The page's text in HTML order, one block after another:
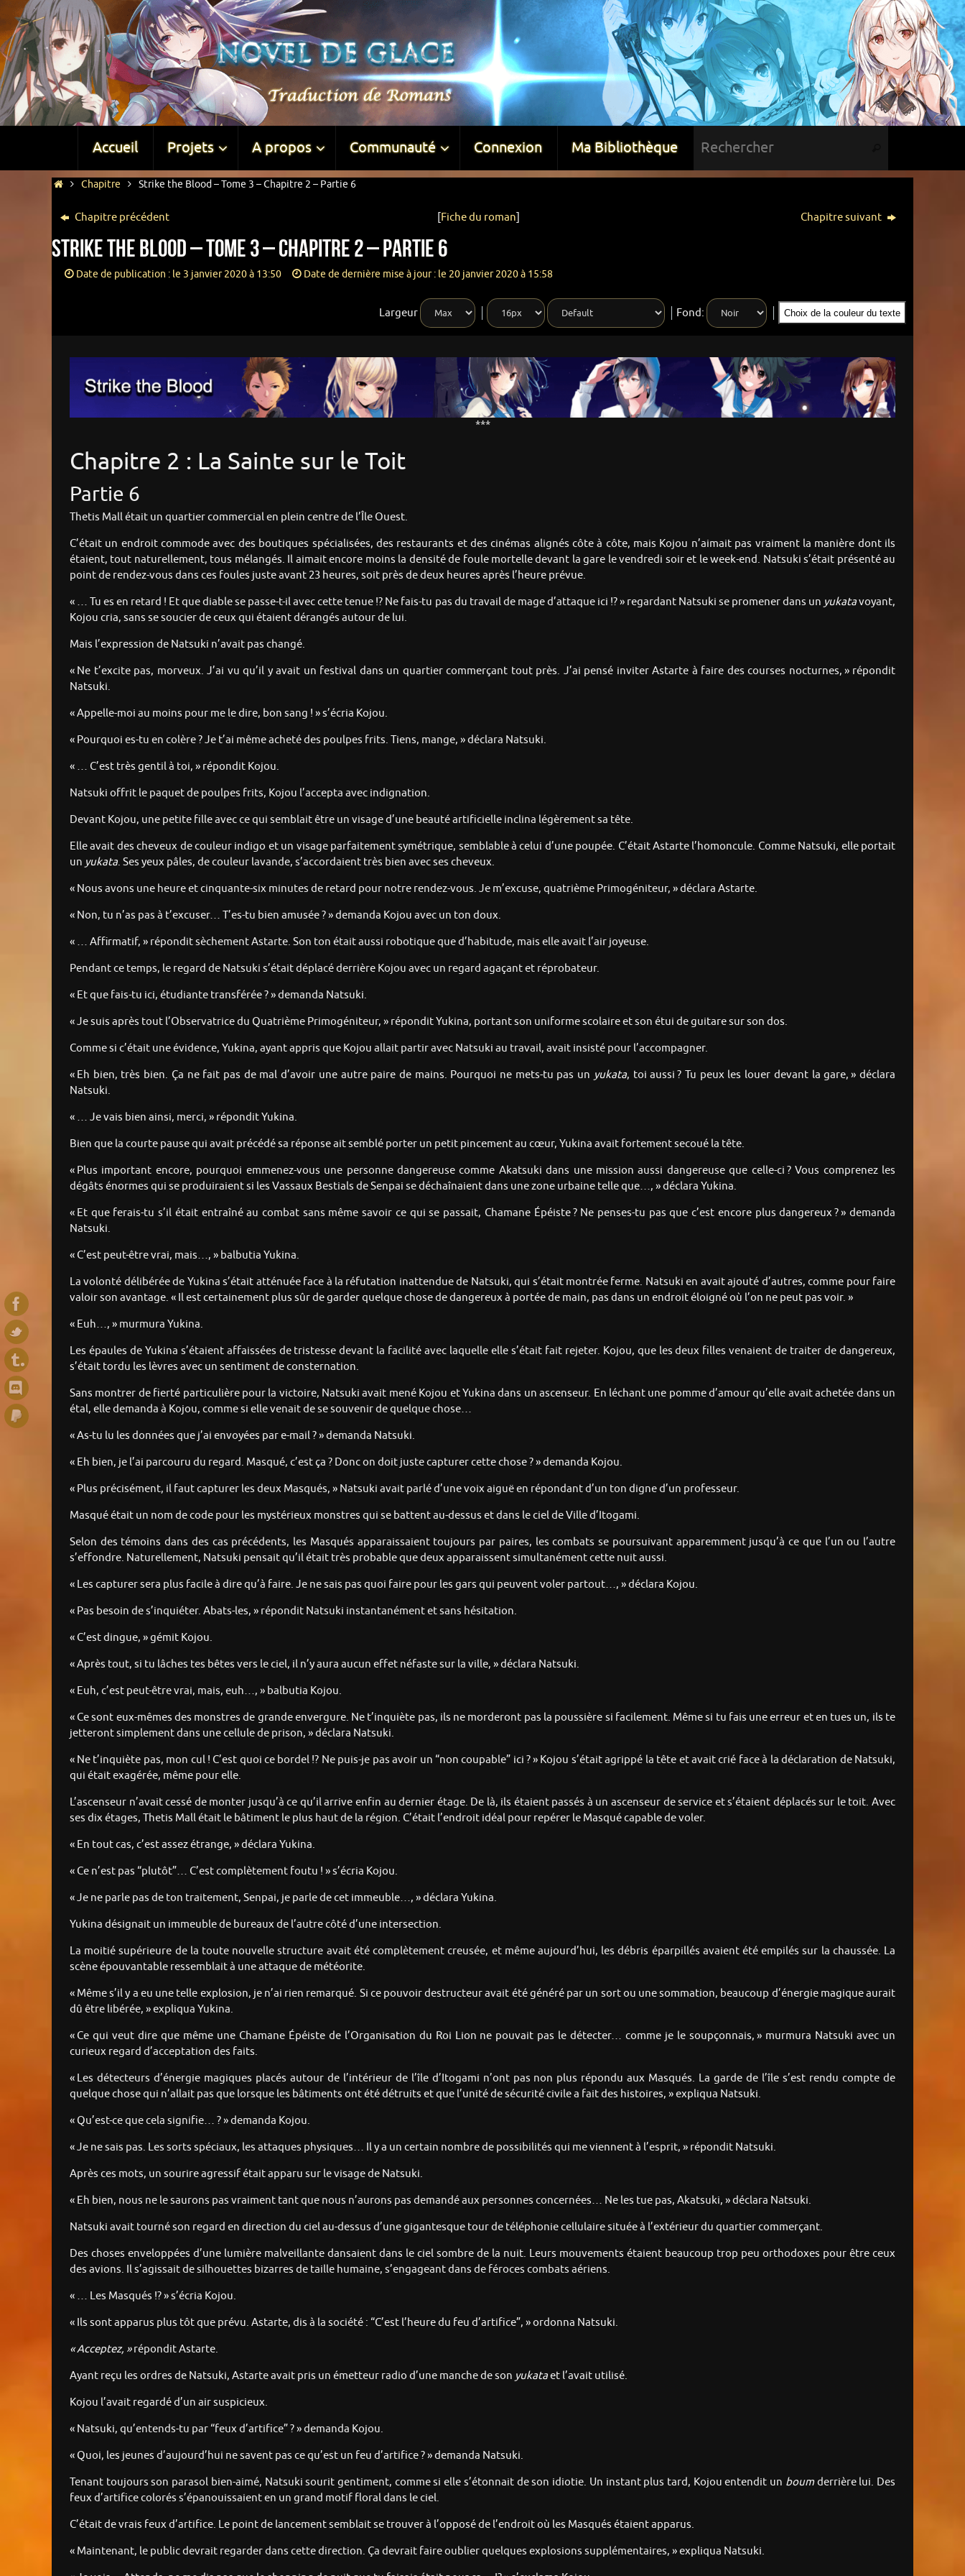
Accueil Projets A propos Communauté Connexion Ma Bibliothèque
Chapitre Strike the Blood – Tome 3 – Chapitre 2 – Partie 6
Chapitre précédent [Fiche du roman] Chapitre suivant
Strike the Blood – Tome 3 – Chapitre 2 – Partie 6
Date de publication : le 3 janvier 2020 à 13:50 Date de dernière mise à jour : le 20 janvier 2020 à 15:58
Largeur Fond: Choix de la couleur du texte
***
Chapitre 2 : La Sainte sur le Toit
Partie 6
Thetis Mall était un quartier commercial en plein centre de l’Île Ouest.
C’était un endroit commode avec des boutiques spécialisées, des restaurants et des cinémas alignés côte à côte, mais Kojou n’aimait pas vraiment la manière dont ils
étaient, tout naturellement, tous mélangés. Il aimait encore moins la densité de foule mortelle devant la gare le vendredi soir et le week-end. Natsuki s’était présenté au
point de rendez-vous dans ces foules juste avant 23 heures, soit près de deux heures après l’heure prévue.
« … Tu es en retard ! Et que diable se passe-t-il avec cette tenue !? Ne fais-tu pas du travail de mage d’attaque ici !? » regardant Natsuki se promener dans un yukatavoyant,
Kojou cria, sans se soucier de ceux qui étaient dérangés autour de lui.
Mais l’expression de Natsuki n’avait pas changé.
« Ne t’excite pas, morveux. J’ai vu qu’il y avait un festival dans un quartier commerçant tout près. J’ai pensé inviter Astarte à faire des courses nocturnes, » répondit
Natsuki.
« Appelle-moi au moins pour me le dire, bon sang ! » s’écria Kojou.
« Pourquoi es-tu en colère ? Je t’ai même acheté des poulpes frits. Tiens, mange, » déclara Natsuki.
« … C’est très gentil à toi, » répondit Kojou.
Natsuki offrit le paquet de poulpes frits, Kojou l’accepta avec indignation.
Devant Kojou, une petite fille avec ce qui semblait être un visage d’une beauté artificielle inclina légèrement sa tête.
Elle avait des cheveux de couleur indigo et un visage parfaitement symétrique, semblable à celui d’une poupée. C’était Astarte l’homoncule. Comme Natsuki, elle portait
un yukata. Ses yeux pâles, de couleur lavande, s’accordaient très bien avec ses cheveux.
« Nous avons une heure et cinquante-six minutes de retard pour notre rendez-vous. Je m’excuse, quatrième Primogéniteur, » déclara Astarte.
« Non, tu n’as pas à t’excuser… T’es-tu bien amusée ? » demanda Kojou avec un ton doux.
« … Affirmatif, » répondit sèchement Astarte. Son ton était aussi robotique que d’habitude, mais elle avait l’air joyeuse.
Pendant ce temps, le regard de Natsuki s’était déplacé derrière Kojou avec un regard agaçant et réprobateur.
« Et que fais-tu ici, étudiante transférée ? » demanda Natsuki.
« Je suis après tout l’Observatrice du Quatrième Primogéniteur, » répondit Yukina, portant son uniforme scolaire et son étui de guitare sur son dos.
Comme si c’était une évidence, Yukina, ayant appris que Kojou allait partir avec Natsuki au travail, avait insisté pour l’accompagner.
« Eh bien, très bien. Ça ne fait pas de mal d’avoir une autre paire de mains. Pourquoi ne mets-tu pas un yukata, toi aussi ? Tu peux les louer devant la gare, » déclara
Natsuki.
« … Je vais bien ainsi, merci, » répondit Yukina.
Bien que la courte pause qui avait précédé sa réponse ait semblé porter un petit pincement au cœur, Yukina avait fortement secoué la tête.
« Plus important encore, pourquoi emmenez-vous une personne dangereuse comme Akatsuki dans une mission aussi dangereuse que celle-ci ? Vous comprenez les
dégâts énormes qui se produiraient si les Vassaux Bestials de Senpai se déchaînaient dans une zone urbaine telle que…, » déclara Yukina.
« Et que ferais-tu s’il était entraîné au combat sans même savoir ce qui se passait, Chamane Épéiste ? Ne penses-tu pas que c’est encore plus dangereux ? » demanda
Natsuki.
« C’est peut-être vrai, mais…, » balbutia Yukina.
La volonté délibérée de Yukina s’était atténuée face à la réfutation inattendue de Natsuki, qui s’était montrée ferme. Natsuki en avait ajouté d’autres, comme pour faire
valoir son avantage. « Il est certainement plus sûr de garder quelque chose de dangereux à portée de main, pas dans un endroit éloigné où l’on ne peut pas voir. »
« Euh…, » murmura Yukina.
Les épaules de Yukina s’étaient affaissées de tristesse devant la facilité avec laquelle elle s’était fait rejeter. Kojou, que les deux filles venaient de traiter de dangereux,
s’était tordu les lèvres avec un sentiment de consternation.
Sans montrer de fierté particulière pour la victoire, Natsuki avait mené Kojou et Yukina dans un ascenseur. En léchant une pomme d’amour qu’elle avait achetée dans un
étal, elle demanda à Kojou, comme si elle venait de se souvenir de quelque chose…
« As-tu lu les données que j’ai envoyées par e-mail ? » demanda Natsuki.
« Eh bien, je l’ai parcouru du regard. Masqué, c’est ça ? Donc on doit juste capturer cette chose ? » demanda Kojou.
« Plus précisément, il faut capturer les deux Masqués, » Natsuki avait parlé d’une voix aiguë en répondant d’un ton digne d’un professeur.
Masqué était un nom de code pour les mystérieux monstres qui se battent au-dessus et dans le ciel de Ville d’Itogami.
Selon des témoins dans des cas précédents, les Masqués apparaissaient toujours par paires, les combats se poursuivant apparemment jusqu’à ce que l’un ou l’autre
s’effondre. Naturellement, Natsuki pensait qu’il était très probable que deux apparaissent simultanément cette nuit aussi.
« Les capturer sera plus facile à dire qu’à faire. Je ne sais pas quoi faire pour les gars qui peuvent voler partout…, » déclara Kojou.
« Pas besoin de s’inquiéter. Abats-les, » répondit Natsuki instantanément et sans hésitation.
« C’est dingue, » gémit Kojou.
« Après tout, si tu lâches tes bêtes vers le ciel, il n’y aura aucun effet néfaste sur la ville, » déclara Natsuki.
« Euh, c’est peut-être vrai, mais, euh…, » balbutia Kojou.
« Ce sont eux-mêmes des monstres de grande envergure. Ne t’inquiète pas, ils ne morderont pas la poussière si facilement. Même si tu fais une erreur et en tues un, ils te
jetteront simplement dans une cellule de prison, » déclara Natsuki.
« Ne t’inquiète pas, mon cul ! C’est quoi ce bordel !? Ne puis-je pas avoir un “non coupable” ici ? » Kojou s’était agrippé la tête et avait crié face à la déclaration de Natsuki,
qui était exagérée, même pour elle.
L’ascenseur n’avait cessé de monter jusqu’à ce qu’il arrive enfin au dernier étage. De là, ils étaient passés à un ascenseur de service et s’étaient déplacés sur le toit. Avec
ses dix étages, Thetis Mall était le bâtiment le plus haut de la région. C’était l’endroit idéal pour repérer le Masqué capable de voler.
« En tout cas, c’est assez étrange, » déclara Yukina.
« Ce n’est pas “plutôt”… C’est complètement foutu ! » s’écria Kojou.
« Je ne parle pas de ton traitement, Senpai, je parle de cet immeuble…, » déclara Yukina.
Yukina désignait un immeuble de bureaux de l’autre côté d’une intersection.
La moitié supérieure de la toute nouvelle structure avait été complètement creusée, et même aujourd’hui, les débris éparpillés avaient été empilés sur la chaussée. La
scène épouvantable ressemblait à une attaque de météorite.
« Même s’il y a eu une telle explosion, je n’ai rien remarqué. Si ce pouvoir destructeur avait été généré par un sort ou une sommation, beaucoup d’énergie magique aurait
dû être libérée, » expliqua Yukina.
« Ce qui veut dire que même une Chamane Épéiste de l’Organisation du Roi Lion ne pouvait pas le détecter… comme je le soupçonnais, » murmura Natsuki avec un
curieux regard d’acceptation des faits.
« Les détecteurs d’énergie magiques placés autour de l’intérieur de l’île d’Itogami n’ont pas non plus répondu aux Masqués. La garde de l’île s’est rendu compte de
quelque chose qui n’allait pas que lorsque les bâtiments ont été détruits et que l’unité de sécurité civile a fait des histoires, » expliqua Natsuki.
« Qu’est-ce que cela signifie… ? » demanda Kojou.
« Je ne sais pas. Les sorts spéciaux, les attaques physiques… Il y a un certain nombre de possibilités qui me viennent à l’esprit, » répondit Natsuki.
Après ces mots, un sourire agressif était apparu sur le visage de Natsuki.
« Eh bien, nous ne le saurons pas vraiment tant que nous n’aurons pas demandé aux personnes concernées… Ne les tue pas, Akatsuki, » déclara Natsuki.
Natsuki avait tourné son regard en direction du ciel au-dessus d’une gigantesque tour de téléphonie cellulaire située à l’extérieur du quartier commerçant.
Des choses enveloppées d’une lumière malveillante dansaient dans le ciel sombre de la nuit. Leurs mouvements étaient beaucoup trop peu orthodoxes pour être ceux
des avions. Il s’agissait de silhouettes bizarres de taille humaine, s’engageant dans de féroces combats aériens.
« … Les Masqués !? » s’écria Kojou.
« Ils sont apparus plus tôt que prévu. Astarte, dis à la société : “C’est l’heure du feu d’artifice”, » ordonna Natsuki.
« Acceptez, »répondit Astarte.
Ayant reçu les ordres de Natsuki, Astarte avait pris un émetteur radio d’une manche de son yukataet l’avait utilisé.
Kojou l’avait regardé d’un air suspicieux.
« Natsuki, qu’entends-tu par “feux d’artifice” ? » demanda Kojou.
« Quoi, les jeunes d’aujourd’hui ne savent pas ce qu’est un feu d’artifice ? » demanda Natsuki.
Tenant toujours son parasol bien-aimé, Natsuki sourit gentiment, comme si elle s’étonnait de son idiotie. Un instant plus tard, Kojou entendit un boumderrière lui. Des
feux d’artifice colorés s’épanouissaient en un grand motif floral dans le ciel.
C’était de vrais feux d’artifice. Le point de lancement semblait se trouver à l’opposé de l’endroit où les Masqués étaient apparus.
« Maintenant, le public devrait regarder dans cette direction. Ça devrait faire oublier quelques explosions supplémentaires, » expliqua Natsuki.